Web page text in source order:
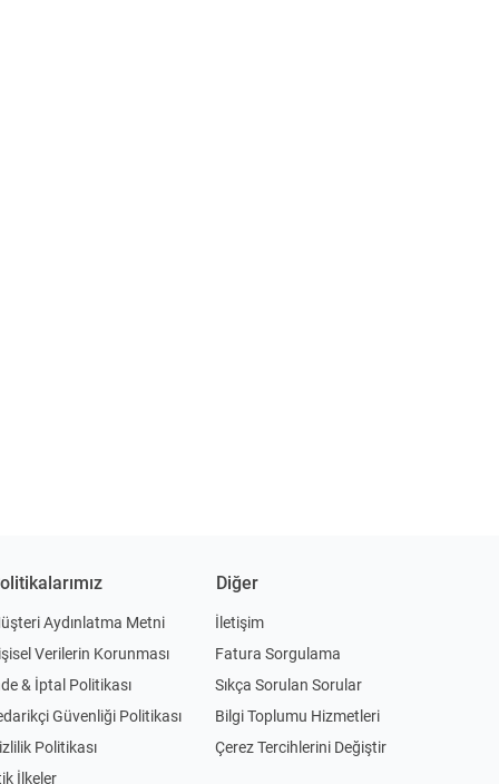
Aydınlatma Metni
Verilerin Korunması
& İptal Politikası
Güvenliği Politikası
Politikası
İlkeler
Diğer
İletişim
Fatura Sorgulama
Sıkça Sorulan Sorular
Bilgi Toplumu Hizmetleri
Çerez Tercihlerini Değiştir